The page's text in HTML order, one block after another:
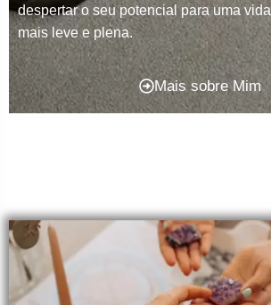
despertar o seu potencial para uma vida
mais leve e plena.
Mais sobre Mim